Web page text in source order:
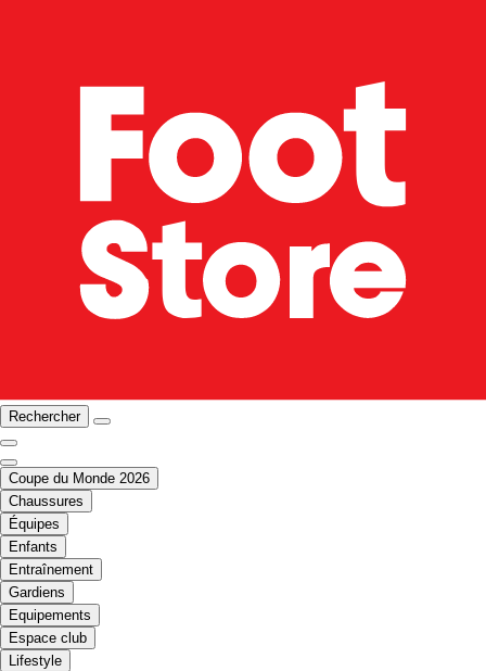
Rechercher
Coupe du Monde 2026
Chaussures
Équipes
Enfants
Entraînement
Gardiens
Equipements
Espace club
Lifestyle